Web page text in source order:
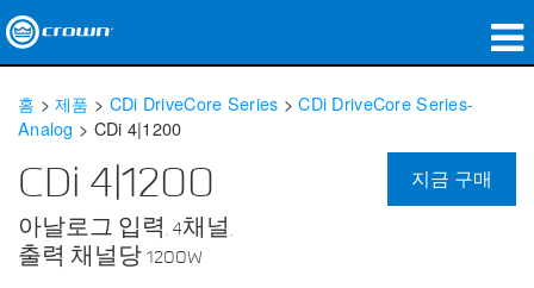
응용 분야
네트워크 오디오
구매처
홈 >제품 > CDi DriveCore Series >CDi DriveCore Series-
Analog > CDi 4|1200
CDi 4|1200
아날로그 입력, 4채널,
출력 채널당 1200W
지금 구매